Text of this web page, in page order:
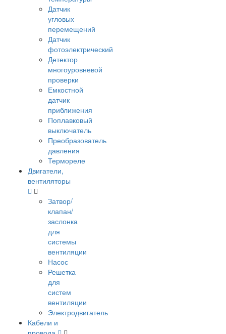
Датчик
угловых
перемещений
Датчик
фотоэлектрический
Детектор
многоуровневой
проверки
Емкостной
датчик
приближения
Поплавковый
выключатель
Преобразователь
давления
Термореле
Двигатели,
вентиляторы
Затвор/
клапан/
заслонка
для
системы
вентиляции
Насос
Решетка
для
систем
вентиляции
Электродвигатель
Кабели и